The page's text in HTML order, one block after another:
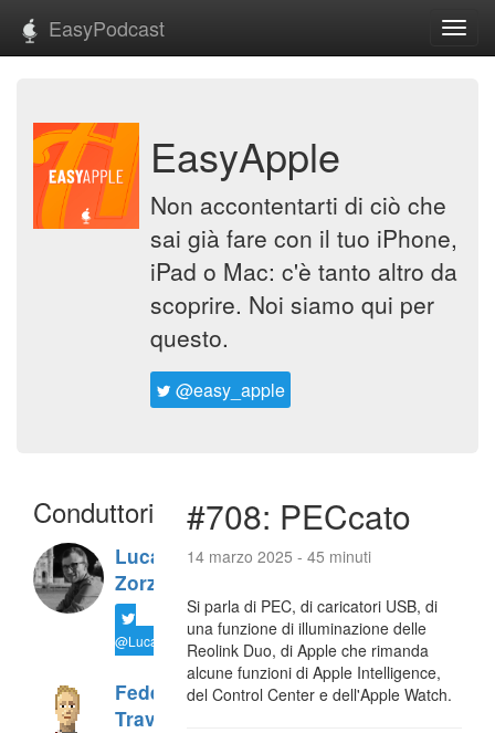
EasyPodcast
EasyApple
Non accontentarti di ciò che
sai già fare con il tuo iPhone,
iPad o Mac: c'è tanto altro da
scoprire. Noi siamo qui per
questo.
@easy_apple
Conduttori
Luca
Zorzi
@LucaTNT
Federico
Travaini
#708: PECcato
14 marzo 2025 - 45 minuti
Si parla di PEC, di caricatori USB, di
una funzione di illuminazione delle
Reolink Duo, di Apple che rimanda
alcune funzioni di Apple Intelligence,
del Control Center e dell'Apple Watch.